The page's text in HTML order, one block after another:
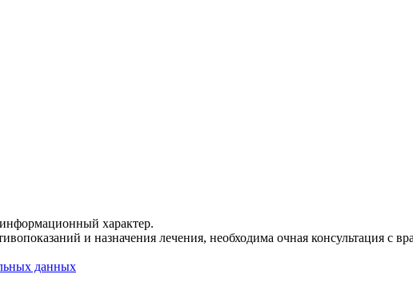
характер.
и назначения лечения, необходима очная консультация с
данных